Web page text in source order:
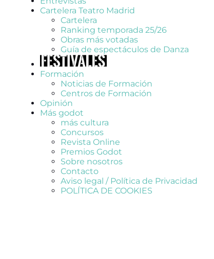
Cartelera Teatro Madrid
Cartelera
Ranking temporada 25/26
Obras más votadas
Guía de espectáculos de Danza
Formación
Noticias de Formación
Centros de Formación
Opinión
Más godot
más cultura
Concursos
Revista Online
Premios Godot
Sobre nosotros
Contacto
Aviso legal / Política de Privacidad
POLÍTICA DE COOKIES